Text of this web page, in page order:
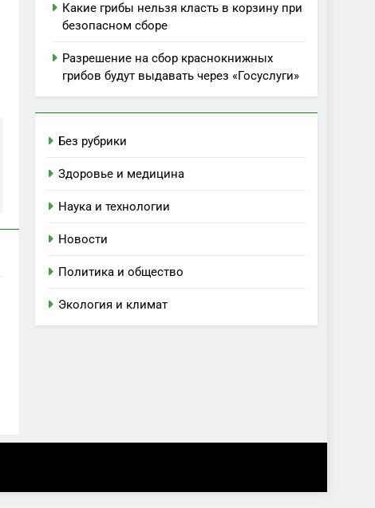
Какие грибы нельзя класть в корзину при
безопасном сборе
Разрешение на сбор краснокнижных
грибов будут выдавать через «Госуслуги»
Без рубрики
Здоровье и медицина
Наука и технологии
Новости
Политика и общество
Экология и климат